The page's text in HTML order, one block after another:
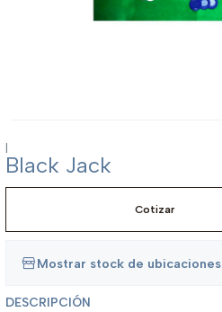
|
Black Jack
Cotizar
Mostrar stock de ubicaciones
DESCRIPCIÓN